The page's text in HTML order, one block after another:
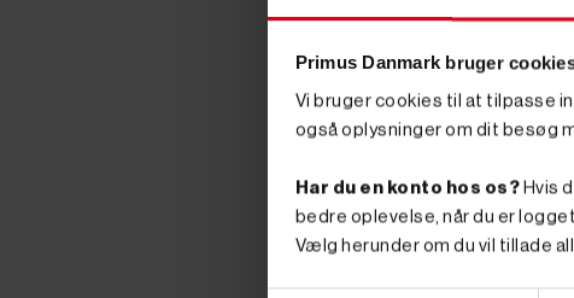
Primus Danmark bruger
Vi bruger cookies til at tilpasse
også oplysninger om dit besøg
Har du en konto hos os? Hvis
bedre oplevelse, når du er
Vælg herunder om du vil tillade